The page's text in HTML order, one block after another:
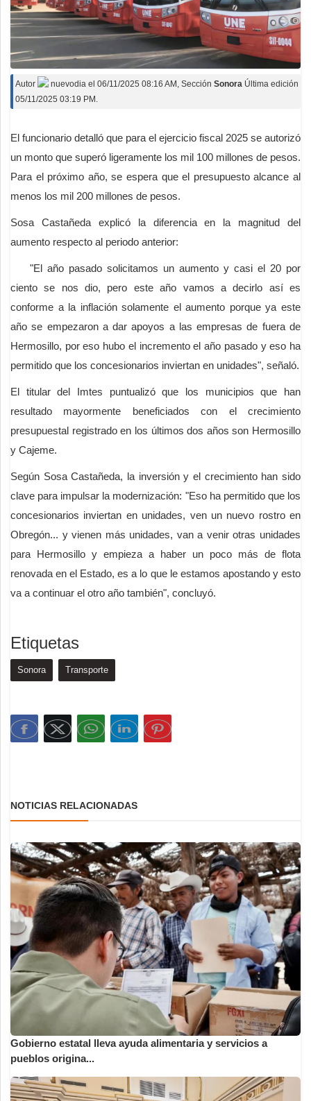
Autor nuevodia el 06/11/2025 08:16 AM , Sección Sonora Última edición
05/11/2025 03:19 PM.
El funcionario detalló que para el ejercicio fiscal 2025 se autorizó
un monto que superó ligeramente los mil 100 millones de pesos.
Para el próximo año, se espera que el presupuesto alcance al
menos los mil 200 millones de pesos.
Sosa Castañeda explicó la diferencia en la magnitud del
aumento respecto al periodo anterior:
"El año pasado solicitamos un aumento y casi el 20 por
ciento se nos dio, pero este año vamos a decirlo así es
conforme a la inflación solamente el aumento porque ya este
año se empezaron a dar apoyos a las empresas de fuera de
Hermosillo, por eso hubo el incremento el año pasado y eso ha
permitido que los concesionarios inviertan en unidades", señaló.
El titular del Imtes puntualizó que los municipios que han
resultado mayormente beneficiados con el crecimiento
presupuestal registrado en los últimos dos años son Hermosillo
y Cajeme.
Según Sosa Castañeda, la inversión y el crecimiento han sido
clave para impulsar la modernización: "Eso ha permitido que los
concesionarios inviertan en unidades, ven un nuevo rostro en
Obregón... y vienen más unidades, van a venir otras unidades
para Hermosillo y empieza a haber un poco más de flota
renovada en el Estado, es a lo que le estamos apostando y esto
va a continuar el otro año también", concluyó.
Etiquetas
Sonora Transporte
NOTICIAS RELACIONADAS
Gobierno estatal lleva ayuda alimentaria y servicios a
pueblos origina...